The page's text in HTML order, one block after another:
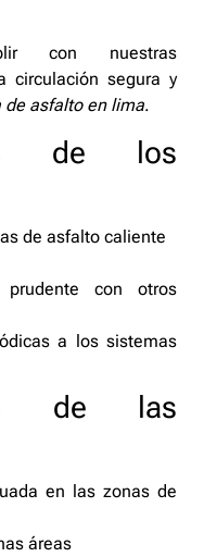
con nuestras
circulación segura y
de asfalto en lima.
de los
de asfalto caliente
con otros
a los sistemas
de las
en las zonas de
áreas